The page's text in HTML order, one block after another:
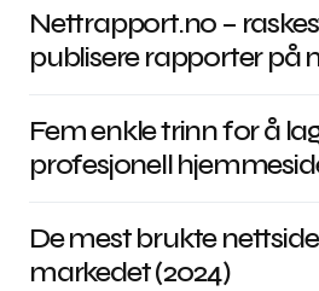
Nettrapport.no –
publisere rapporter på
Fem enkle trinn for å
profesjonell
De mest brukte
markedet (2024)